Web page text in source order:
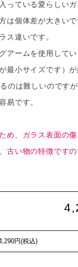
っている愛らしいガ
は個体差が大きい
ス違いです。
アームを使用して
最小サイズです）が
のは難しいのです
易です。
め、ガラス表面の
古い物の特徴ですの